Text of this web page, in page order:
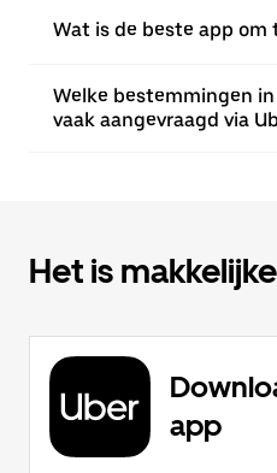
Wat is de beste app om
Welke bestemmingen
vaak aangevraagd via
Het is
app